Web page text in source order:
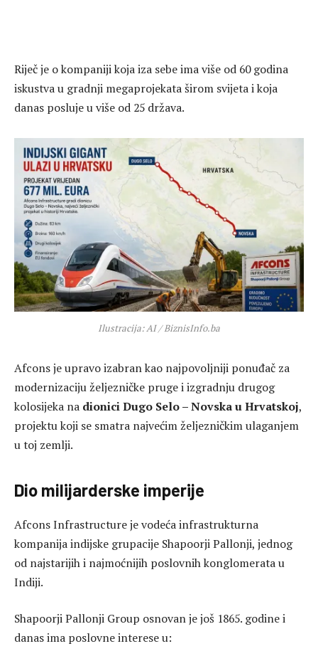
Riječ je o kompaniji koja iza sebe ima više od 60 godina
iskustva u gradnji megaprojekata širom svijeta i koja
danas posluje u više od 25 država.
Ilustracija: AI / BiznisInfo.ba
Afcons je upravo izabran kao najpovoljniji ponuđač za
modernizaciju željezničke pruge i izgradnju drugog
kolosijeka na dionici Dugo Selo – Novska u Hrvatskoj,
projektu koji se smatra najvećim željezničkim ulaganjem
u toj zemlji.
Dio milijarderske imperije
Afcons Infrastructure je vodeća infrastrukturna
kompanija indijske grupacije Shapoorji Pallonji, jednog
od najstarijih i najmoćnijih poslovnih konglomerata u
Indiji.
Shapoorji Pallonji Group osnovan je još 1865. godine i
danas ima poslovne interese u: